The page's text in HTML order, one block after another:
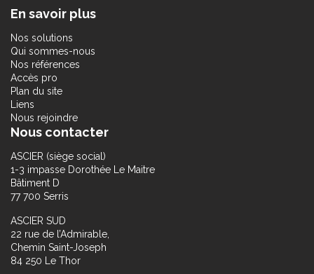
En savoir plus
Nos solutions
Qui sommes-nous
Nos références
Accès pro
Plan du site
Liens
Nous rejoindre
Nous contacter
ASCIER (siège social)
1-3 impasse Dorothée Le Maitre
Bâtiment D
77 700 Serris
ASCIER SUD
22 rue de l’Admirable,
Chemin Saint-Joseph
84 250 Le Thor